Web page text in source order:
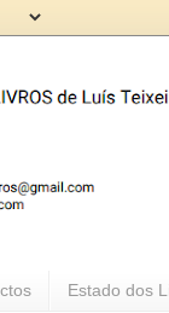
Estado dos